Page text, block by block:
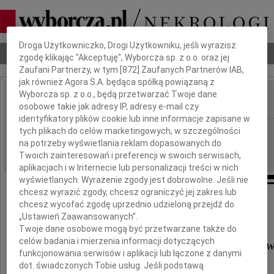
Nekrologi Odeszli Poradnik pogrzebowy
IMIĘ I NAZWISKO:
REGION: Poznań
DATA EMISJI: 02.03.2012
Szanownemu Panu
prof. dr. hab. Kazimierzowi
Dbamy o Twoją prywatność
Droga Użytkowniczko, Drogi Użytkowniku, jeśli wyrazisz
zgodę klikając "Akceptuję", Wyborcza sp. z o.o. oraz jej
Zaufani Partnerzy, w tym [872 ] Zaufanych Partnerów IAB,
jak również Agora S.A. będąca spółką powiązaną z
Wyborcza sp. z o.o., będą przetwarzać Twoje dane
osobowe takie jak adresy IP, adresy e-mail czy
identyfikatory plików cookie lub inne informacje zapisane w
tych plikach do celów marketingowych, w szczególności
na potrzeby wyświetlania reklam dopasowanych do
Twoich zainteresowań i preferencji w swoich serwisach,
aplikacjach i w Internecie lub personalizacji treści w nich
wyświetlanych. Wyrażenie zgody jest dobrowolne. Jeśli nie
chcesz wyrazić zgody, chcesz ograniczyć jej zakres lub
chcesz wycofać zgodę uprzednio udzieloną przejdź do
„Ustawień Zaawansowanych”.
Twoje dane osobowe mogą być przetwarzane także do
celów badania i mierzenia informacji dotyczących
funkcjonowania serwisów i aplikacji lub łączone z danymi
dot. świadczonych Tobie usług. Jeśli podstawą